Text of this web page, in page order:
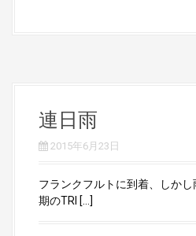
連日雨
2015年6月23日
フランクフルトに到着、しか
期のTRI […]